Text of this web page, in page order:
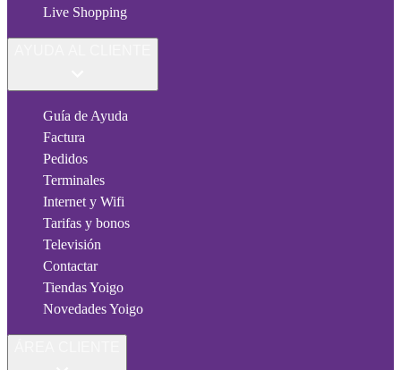
Live Shopping
Guía de Ayuda
Factura
Pedidos
Terminales
Internet y Wifi
Tarifas y bonos
Televisión
Contactar
Tiendas Yoigo
Novedades Yoigo